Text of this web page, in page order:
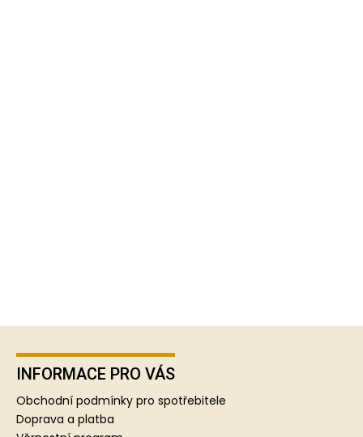
INFORMACE PRO VÁS
Obchodní podmínky pro spotřebitele
Doprava a platba